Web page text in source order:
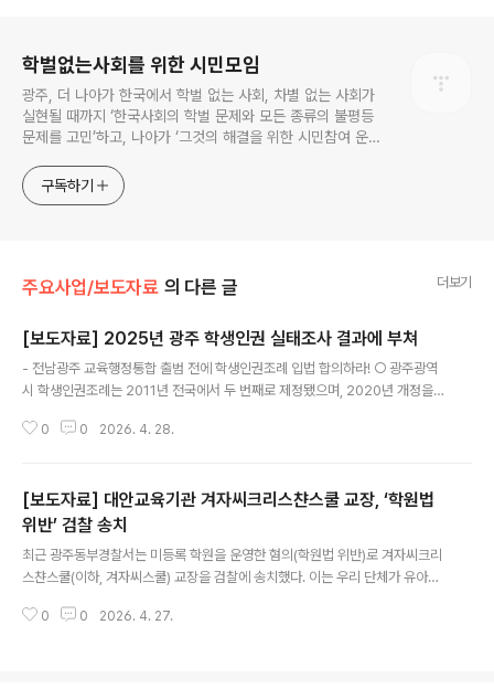
학벌없는사회를 위한 시민모임
광주, 더 나아가 한국에서 학벌 없는 사회, 차별 없는 사회가
실현될 때까지 ‘한국사회의 학벌 문제와 모든 종류의 불평등
문제를 고민’하고, 나아가 ‘그것의 해결을 위한 시민참여 운
구독하기
주요사업/보도자료 의 다른 글 더보기
[보도자료] 2025년 광주 학생인권 실태조사 결과에 부쳐
- 전남광주 교육행정통합 출범 전에 학생인권조례 입법 합의하라! ○ 광주광역
시 학생인권조례는 2011년 전국에서 두 번째로 제정됐으며, 2020년 개정을
조례에 근거해 실시한 ‘2025년 광주 학생인권 실태조사’ 결과에 따르면, 학생
7%)에 대해서도 높은 공감대를 보여, 인권과 책임이 교육 현장에서 조화롭게
자리 잡고 있다고 평가된다. - 특히, 교사에 의한 인권침해가 급격하게 줄어드는
흐름이 눈에 띈다. 구분학교급2019년2021년2023년2025년신체적 체벌초
등학생..
0 0 2026. 4. 28.
[보도자료] 대안교육기관 겨자씨크리스챤스쿨 교장, ‘학원법
위반’ 검찰 송치
최근 광주동부경찰서는 미등록 학원을 운영한 혐의(학원법 위반)로 겨자씨크리
스챤스쿨(이하, 겨자씨스쿨) 교장을 검찰에 송치했다. 이는 우리 단체가 유아교
병합된 사건에 대해 수사기관이 내린 결론이다. 경찰 수사 과정에서 드러난 바
0 0 2026. 4. 27.